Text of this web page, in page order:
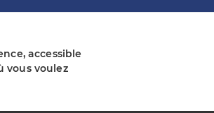
accessible
vous voulez